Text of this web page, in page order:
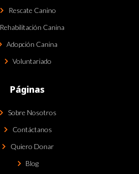
Rescate Canino
Rehabilitación Canina
Adopción Canina
Voluntariado
Páginas
Sobre Nosotros
Contáctanos
Quiero Donar
Blog